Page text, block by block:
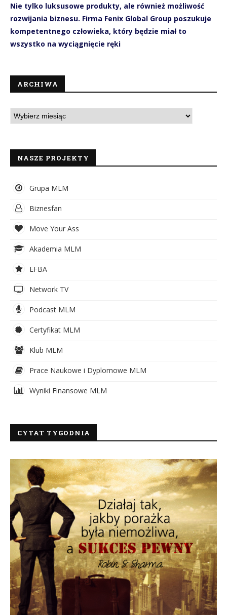
Nie tylko luksusowe produkty, ale również możliwość
rozwijania biznesu. Firma Fenix Global Group poszukuje
kompetentnego człowieka, który będzie miał to
wszystko na wyciągnięcie ręki
ARCHIWA
NASZE PROJEKTY
Grupa MLM
Biznesfan
Move Your Ass
Akademia MLM
EFBA
Network TV
Podcast MLM
Certyfikat MLM
Klub MLM
Prace Naukowe i Dyplomowe MLM
Wyniki Finansowe MLM
CYTAT TYGODNIA